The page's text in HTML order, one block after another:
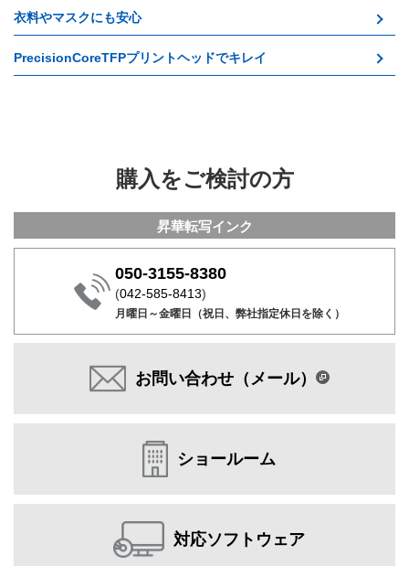
衣料やマスクにも安心
PrecisionCoreTFPプリントヘッドでキレイ
購入をご検討の方
昇華転写インク
050-3155-8380
(042-585-8413)
月曜日～金曜日（祝日、弊社指定休日を除く）
お問い合わせ（メール）
ショールーム
対応ソフトウェア